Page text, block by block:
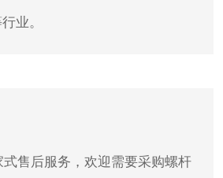
业。
售后服务，欢迎需要采购螺杆